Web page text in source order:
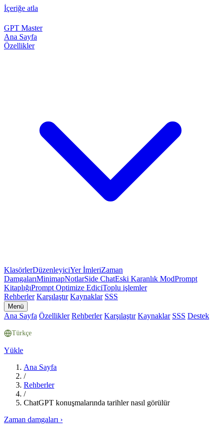
İçeriğe atla
GPT Master
Ana Sayfa
Özellikler
KlasörlerDüzenleyiciYer İmleriZaman
DamgalarıMinimapNotlarSide ChatEski Karanlık ModPrompt
KitaplığıPrompt Optimize EdiciToplu işlemler
Rehberler Karşılaştır Kaynaklar SSS
Menü
Ana Sayfa Özellikler Rehberler Karşılaştır Kaynaklar SSS Destek
Türkçe
Yükle
Ana Sayfa
/
Rehberler
/
ChatGPT konuşmalarında tarihler nasıl görülür
Zaman damgaları ›